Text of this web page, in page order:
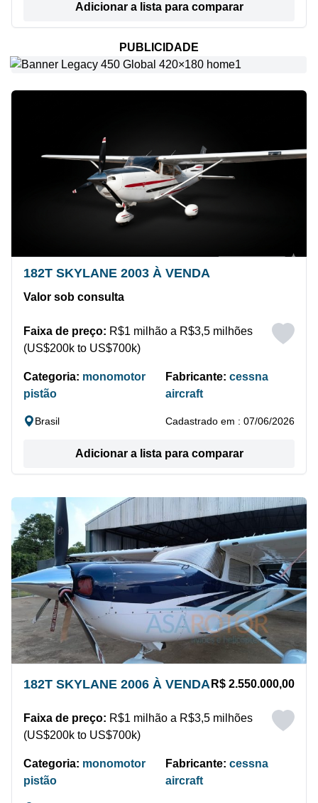
Adicionar a lista para comparar
PUBLICIDADE
182T SKYLANE 2003 À VENDA
Valor sob consulta
Faixa de preço: R$1 milhão a R$3,5 milhões
(US$200k to US$700k)
Categoria: monomotor
pistão
Fabricante:cessna
aircraft
Brasil Cadastrado em : 07/06/2026
Adicionar a lista para comparar
182T SKYLANE 2006 À VENDA R$ 2.550.000,00
Faixa de preço: R$1 milhão a R$3,5 milhões
(US$200k to US$700k)
Categoria: monomotor
pistão
Fabricante:cessna
aircraft